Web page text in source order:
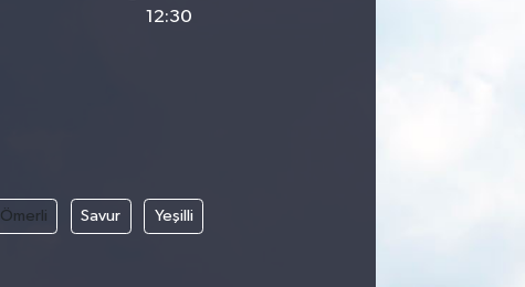
12:30
Ömerli Savur Yeşilli